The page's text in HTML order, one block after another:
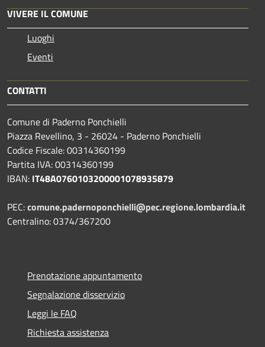
VIVERE IL COMUNE
Luoghi
Eventi
CONTATTI
Comune di Paderno Ponchielli
Piazza Revellino, 3 - 26024 - Paderno Ponchielli
Codice Fiscale: 00314360199
Partita IVA: 00314360199
IBAN: IT48A0760103200001078935879
PEC:comune.padernoponchielli@pec.regione.lombardia.it
Centralino: 0374/367200
Prenotazione appuntamento
Segnalazione disservizio
Leggi le FAQ
Richiesta assistenza